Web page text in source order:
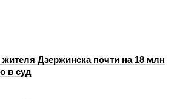
Дзержинска почти на 18 млн
в суд